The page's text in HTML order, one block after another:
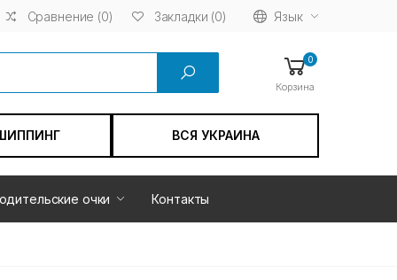
Сравнение (0) Закладки (0) Язык
0
Корзина
ВСЯ УКРАИНА
очки Контакты